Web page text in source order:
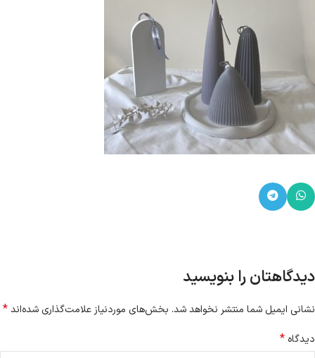
دیدگاهتان را بنویسید
نشانی ایمیل شما منتشر نخواهد شد. بخش‌های موردنیاز علامت‌گذاری شده‌اند*
دیدگاه *